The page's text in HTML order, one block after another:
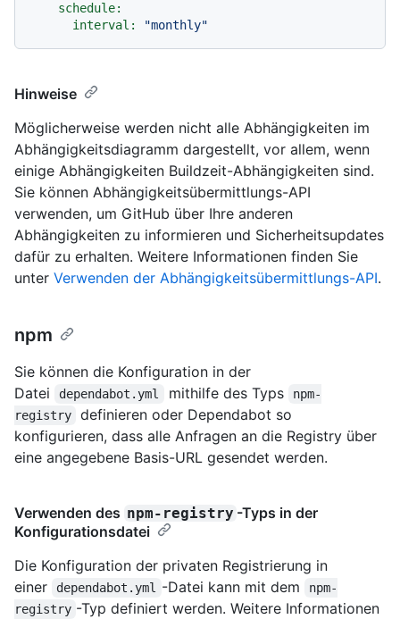
schedule:
interval:
"monthly"
Hinweise
Möglicherweise werden nicht alle Abhängigkeiten im
Abhängigkeitsdiagramm dargestellt, vor allem, wenn
einige Abhängigkeiten Buildzeit-Abhängigkeiten sind.
Sie können Abhängigkeitsübermittlungs-API
verwenden, um GitHub über Ihre anderen
Abhängigkeiten zu informieren und Sicherheitsupdates
dafür zu erhalten. Weitere Informationen finden Sie
unter Verwenden der Abhängigkeitsübermittlungs-API.
npm
Sie können die Konfiguration in der
Datei
dependabot.yml mithilfe des Typs
npm-
registry
definieren oder Dependabot so
konfigurieren, dass alle Anfragen an die Registry über
eine angegebene Basis-URL gesendet werden.
Verwenden des npm-registry -Typs in der
Konfigurationsdatei
Die Konfiguration der privaten Registrierung in
einer
dependabot.yml -Datei kann mit dem
npm-
registry -Typ definiert werden. Weitere Informationen